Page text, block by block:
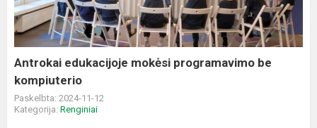
be
kompiuterio
Antrokai edukacijoje mokėsi programavimo be
kompiuterio
Paskelbta: 2024-11-12
Kategorija: Renginiai